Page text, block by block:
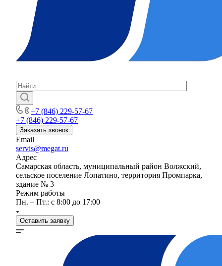
+7 (846) 229-57-67
+7 (846) 229-57-67
Заказать звонок
Email
servis@megat.ru
Адрес
Самарская область, муниципальный район Волжский,
сельское поселение Лопатино, территория Промпарка,
здание № 3
Режим работы
Пн. – Пт.: с 8:00 до 17:00
Оставить заявку